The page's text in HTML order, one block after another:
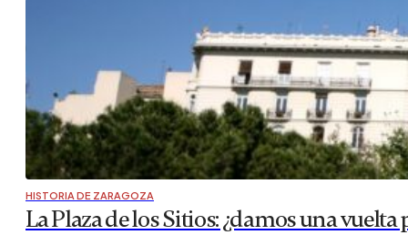
HISTORIA DE ZARAGOZA
La Plaza de los Sitios: ¿damos una